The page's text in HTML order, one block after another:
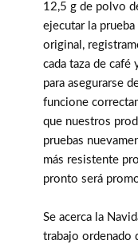
12,5 g de polvo
ejecutar la prueba
original,
cada taza de café
para asegurarse
funcione
que nuestros
pruebas
más resistente
pronto será
Se acerca la
trabajo ordenado